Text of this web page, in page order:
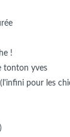
!
tonton yves
pour les